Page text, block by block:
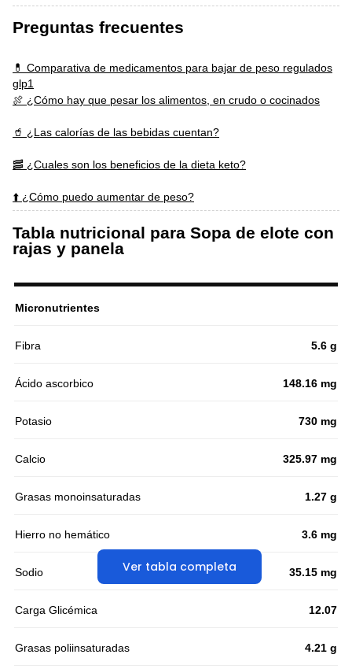
Preguntas frecuentes
💊 Comparativa de medicamentos para bajar de peso regulados
glp1
🍖 ¿Cómo hay que pesar los alimentos, en crudo o cocinados
🥤 ¿Las calorías de las bebidas cuentan?
🥓 ¿Cuales son los beneficios de la dieta keto?
⬆️ ¿Cómo puedo aumentar de peso?
Tabla nutricional para Sopa de elote con
rajas y panela
Ver tabla completa
Micronutrientes
Fibra 5.6 g
Ácido ascorbico 148.16 mg
Potasio 730 mg
Calcio 325.97 mg
Grasas monoinsaturadas 1.27 g
Hierro no hemático 3.6 mg
Sodio 35.15 mg
Carga Glicémica 12.07
Grasas poliinsaturadas 4.21 g